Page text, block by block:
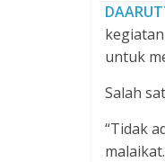
untuk
Salah
“Tidak